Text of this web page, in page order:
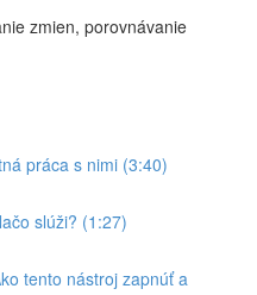
zmien, porovnávanie
práca s nimi (3:40)
slúži? (1:27)
tento nástroj zapnúť a